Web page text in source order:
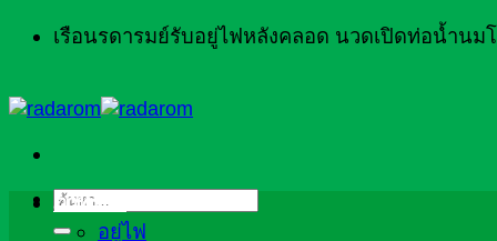
ข้าม
ยัง
เรือนรดารมย์รับอยู่ไฟหลังคลอด นวดเปิดท่อน้ำน
ค้นหา:
ภาพรวม
อยู่ไฟ